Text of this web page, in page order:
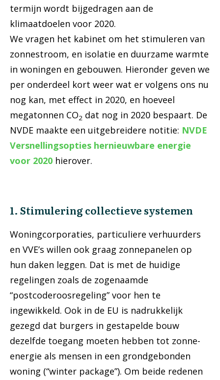
termijn wordt bijgedragen aan de
klimaatdoelen voor 2020.
We vragen het kabinet om het stimuleren van
zonnestroom, en isolatie en duurzame warmte
in woningen en gebouwen. Hieronder geven we
per onderdeel kort weer wat er volgens ons nu
nog kan, met effect in 2020, en hoeveel
megatonnen CO2 dat nog in 2020 bespaart. De
NVDE maakte een uitgebreidere notitie: NVDE
Versnellingsopties hernieuwbare energie
voor 2020 hierover.
1. Stimulering collectieve systemen
Woningcorporaties, particuliere verhuurders
en VVE’s willen ook graag zonnepanelen op
hun daken leggen. Dat is met de huidige
regelingen zoals de zogenaamde
“postcoderoosregeling” voor hen te
ingewikkeld. Ook in de EU is nadrukkelijk
gezegd dat burgers in gestapelde bouw
dezelfde toegang moeten hebben tot zonne-
energie als mensen in een grondgebonden
woning (“winter package”). Om beide redenen